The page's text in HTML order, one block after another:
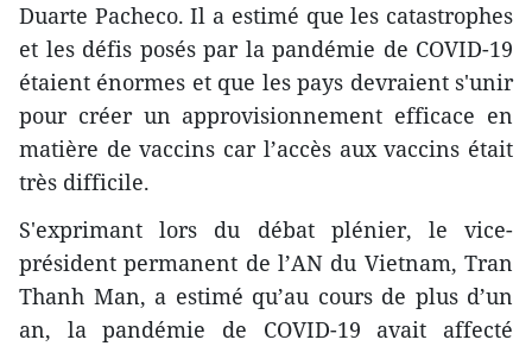
Duarte Pacheco. Il a estimé que les catastrophes
et les défis posés par la pandémie de COVID-19
étaient énormes et que les pays devraient s'unir
pour créer un approvisionnement efficace en
matière de vaccins car l’accès aux vaccins était
très difficile.
S'exprimant lors du débat plénier, le vice-
président permanent de l’AN du Vietnam, Tran
Thanh Man, a estimé qu’au cours de plus d’un
an, la pandémie de COVID-19 avait affecté